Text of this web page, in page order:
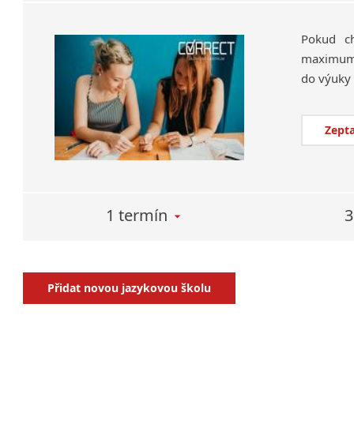
Pokud
1 termín
Přidat novou jazykovou školu